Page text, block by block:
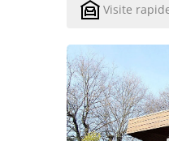
Visite